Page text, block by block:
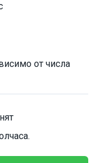
от числа